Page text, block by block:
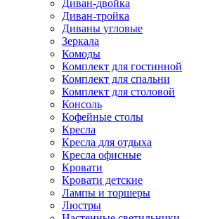
Диван-двойка
Диван-тройка
Диваны угловые
Зеркала
Комоды
Комплект для гостинной
Комплект для спальни
Комплект для столовой
Консоль
Кофейные столы
Кресла
Кресла для отдыха
Кресла офисные
Кровати
Кровати детские
Лампы и торшеры
Люстры